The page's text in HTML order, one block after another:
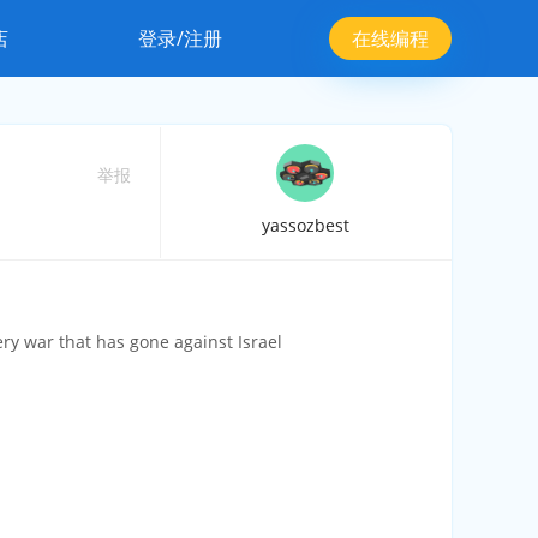
登录/注册 在线编程
举报
yassozbest
war that has gone against Israel